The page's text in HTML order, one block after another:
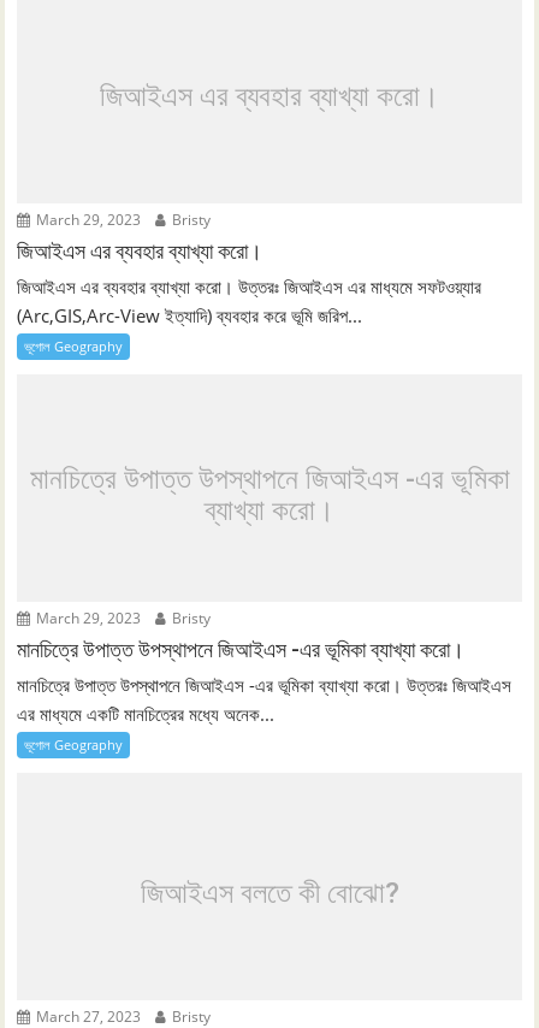
জিআইএস এর ব্যবহার ব্যাখ্যা করো।
March 29, 2023 Bristy
জিআইএস এর ব্যবহার ব্যাখ্যা করো।
জিআইএস এর ব্যবহার ব্যাখ্যা করো। উত্তরঃ জিআইএস এর মাধ্যমে সফটওয়্যার
(Arc,GIS,Arc-View ইত্যাদি) ব্যবহার করে ভূমি জরিপ...
ভূগোল Geography
মানচিত্রে উপাত্ত উপস্থাপনে জিআইএস -এর ভূমিকা
ব্যাখ্যা করো।
March 29, 2023 Bristy
মানচিত্রে উপাত্ত উপস্থাপনে জিআইএস -এর ভূমিকা ব্যাখ্যা করো।
মানচিত্রে উপাত্ত উপস্থাপনে জিআইএস -এর ভূমিকা ব্যাখ্যা করো। উত্তরঃ জিআইএস
এর মাধ্যমে একটি মানচিত্রের মধ্যে অনেক...
ভূগোল Geography
জিআইএস বলতে কী বোঝো?
March 27, 2023 Bristy